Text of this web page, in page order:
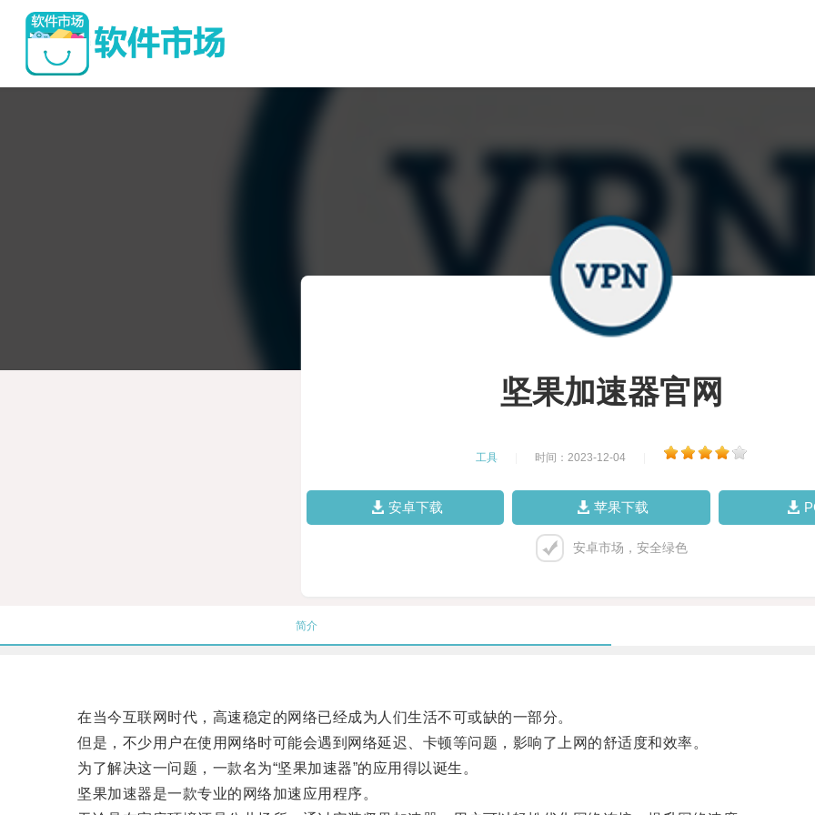
坚果加速器官网
工具 时间：2023-12-04
安卓下载 苹果下载
安卓市场，安全绿色
简介
在当今互联网时代，高速稳定的网络已经成为人们生活不可或缺的一部分。
但是，不少用户在使用网络时可能会遇到网络延迟、卡顿等问题，影响了上网的舒适度和效率。
为了解决这一问题，一款名为“坚果加速器”的应用得以诞生。
坚果加速器是一款专业的网络加速应用程序。